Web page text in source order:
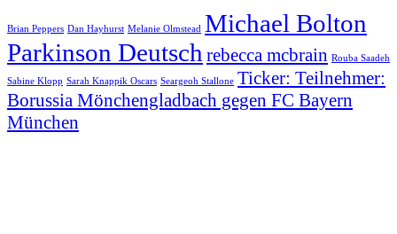
Brian Peppers Dan Hayhurst Melanie Olmstead Michael Bolton
Parkinson Deutsch rebecca mcbrain Rouba Saadeh
Sabine Klopp Sarah Knappik Oscars Seargeoh Stallone Ticker: Teilnehmer:
Borussia Mönchengladbach gegen FC Bayern
München